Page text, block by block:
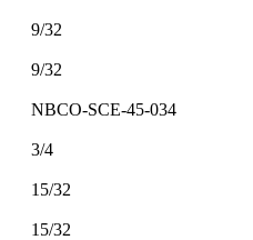
9/32
9/32
NBCO-SCE-45-034
3/4
15/32
15/32